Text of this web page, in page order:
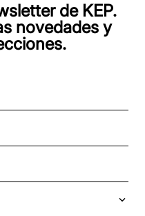
de KEP.
novedades y